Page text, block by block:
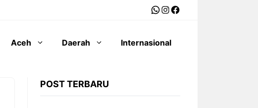
WhatsApp
Instagram
Facebook
Aceh Daerah Internasional
POST TERBARU